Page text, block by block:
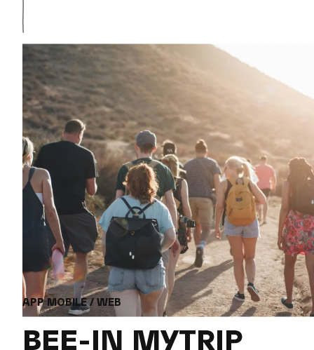
APP MOBILE / WEB
BEE-IN MYTRIP